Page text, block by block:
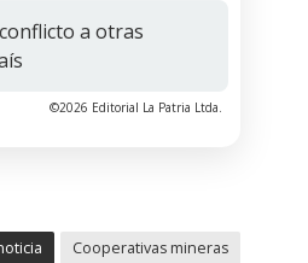
a otras
©2026 Editorial La Patria Ltda.
Cooperativas mineras